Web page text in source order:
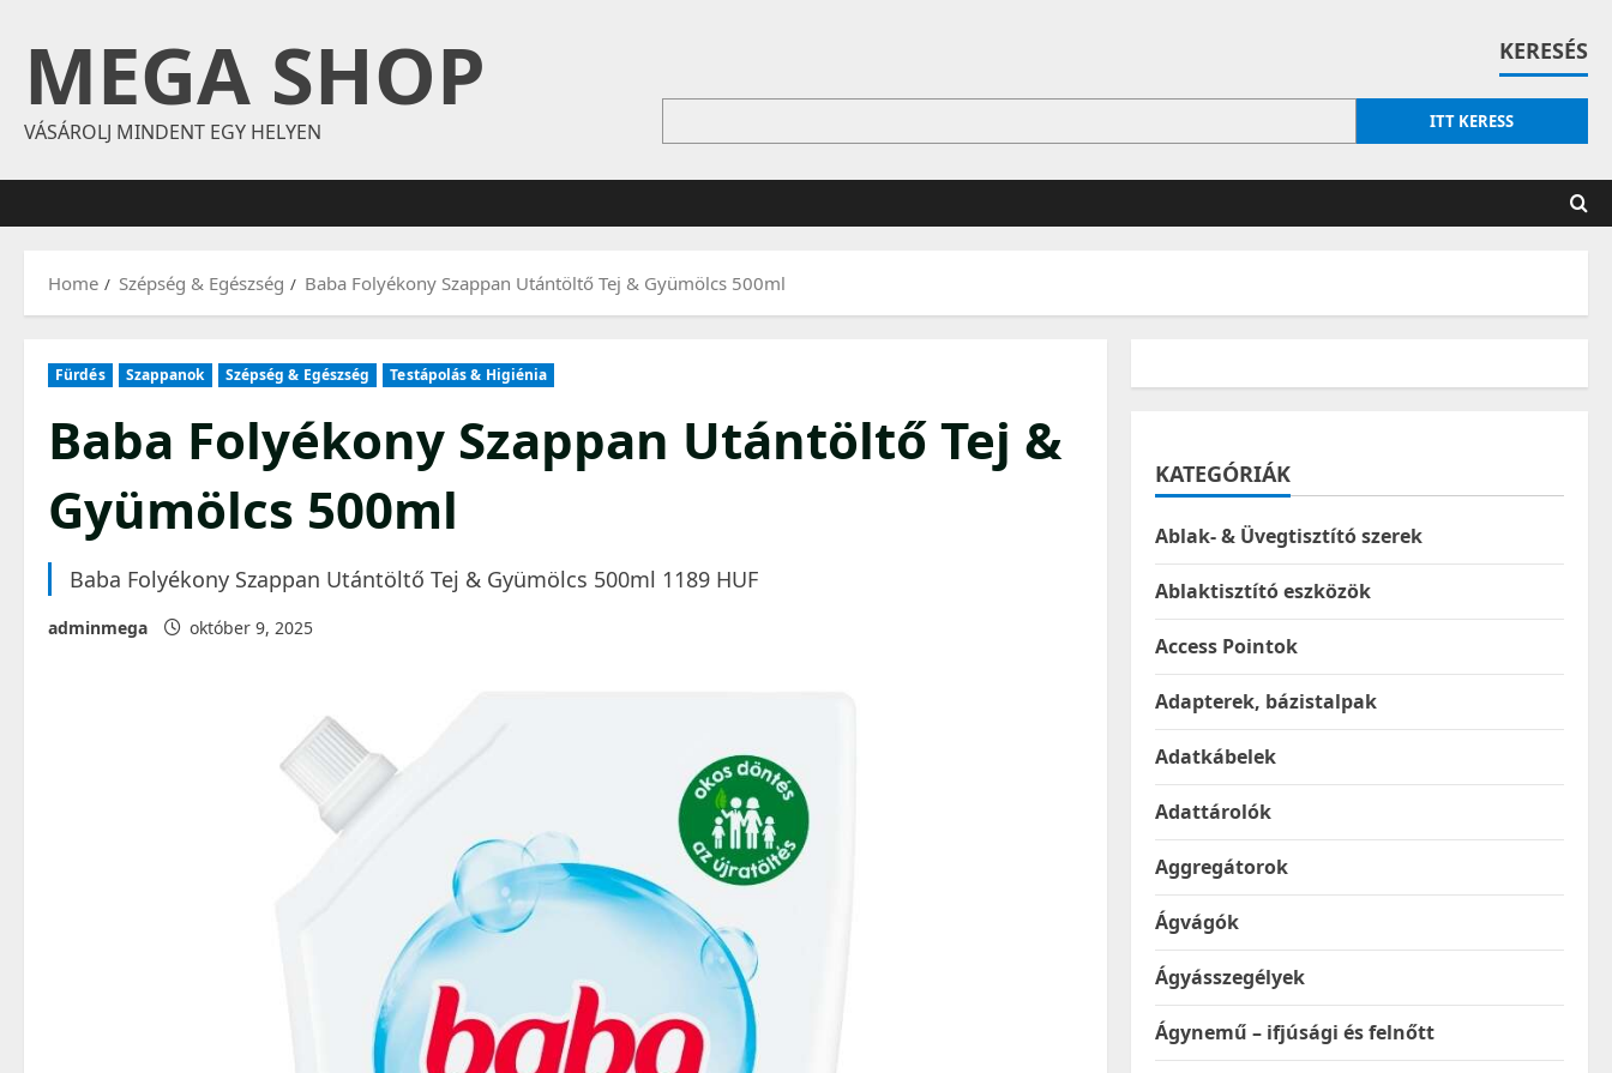
content
MEGA SHOP
VÁSÁROLJ MINDENT EGY HELYEN
KERESÉS
ITT KERESS
Home Szépség & Egészség Baba Folyékony Szappan Utántöltő Tej & Gyümölcs 500ml
Fürdés Szappanok Szépség & Egészség Testápolás & Higiénia
Baba Folyékony Szappan Utántöltő Tej &
Gyümölcs 500ml
Baba Folyékony Szappan Utántöltő Tej & Gyümölcs 500ml 1189 HUF
adminmega október 9, 2025
KATEGÓRIÁK
Ablak- & Üvegtisztító szerek
Ablaktisztító eszközök
Access Pointok
Adapterek, bázistalpak
Adatkábelek
Adattárolók
Aggregátorok
Ágvágók
Ágyásszegélyek
Ágynemű – ifjúsági és felnőtt